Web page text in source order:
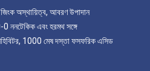
অস্থায়িত্ব, আবরণ উপাদান
ননটেকিক এবং হরমথ সঙ্গে
1000 মেষ দস্তা ফসফরিক এসিড